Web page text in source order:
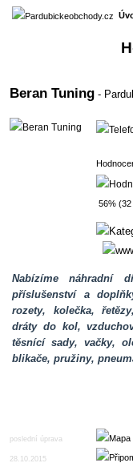
Beran Tuning -
56% (32
Nabízíme náhradní
příslušenství a
rozety, kolečka,
dráty do kol,
těsnící sady, vačky,
blikače, pružiny,
poslední úprava
28.10.2015